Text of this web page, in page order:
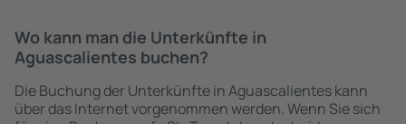
Wo kann man die Unterkünfte in
Aguascalientes buchen?
Die Buchung der Unterkünfte in Aguascalientes kann
über das Internet vorgenommen werden. Wenn Sie sich